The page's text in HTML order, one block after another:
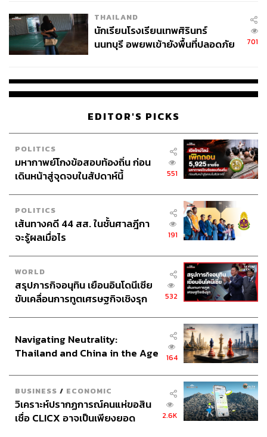
จ่ายหนี้-แอบระบุแบรนด์
THAILAND
นักเรียนโรงเรียนเทพศิรินทร์
นนทบุรี อพยพเข้ายังพื้นที่ปลอดภัย
701
EDITOR'S PICKS
POLITICS
มหากาพย์โกงข้อสอบท้องถิ่น ก่อน
เดินหน้าสู่จุดจบในสัปดาห์นี้
551
POLITICS
เส้นทางคดี 44 สส. ในชั้นศาลฎีกา
จะรู้ผลเมื่อไร
191
WORLD
สรุปภารกิจอนุทิน เยือนอินโดนีเซีย
ขับเคลื่อนการทูตเศรษฐกิจเชิงรุก
532
Navigating Neutrality:
Thailand and China in the Age
164
BUSINESS / ECONOMIC
วิเคราะห์ปรากฏการณ์คนแห่ขอสิน
เชื่อ CLICX อาจเป็นเพียงยอด
2.6K